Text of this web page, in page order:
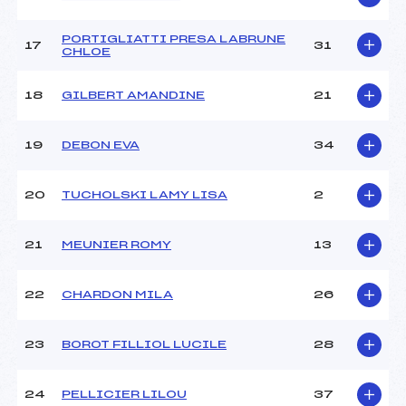
U12
17
PORTIGLIATTI PRESA LABRUNE
CHLOE
31
18 GILBERT AMANDINE 21
19 DEBON EVA 34
20 TUCHOLSKI LAMY LISA 2
21 MEUNIER ROMY 13
22 CHARDON MILA 26
23 BOROT FILLIOL LUCILE 28
24 PELLICIER LILOU 37